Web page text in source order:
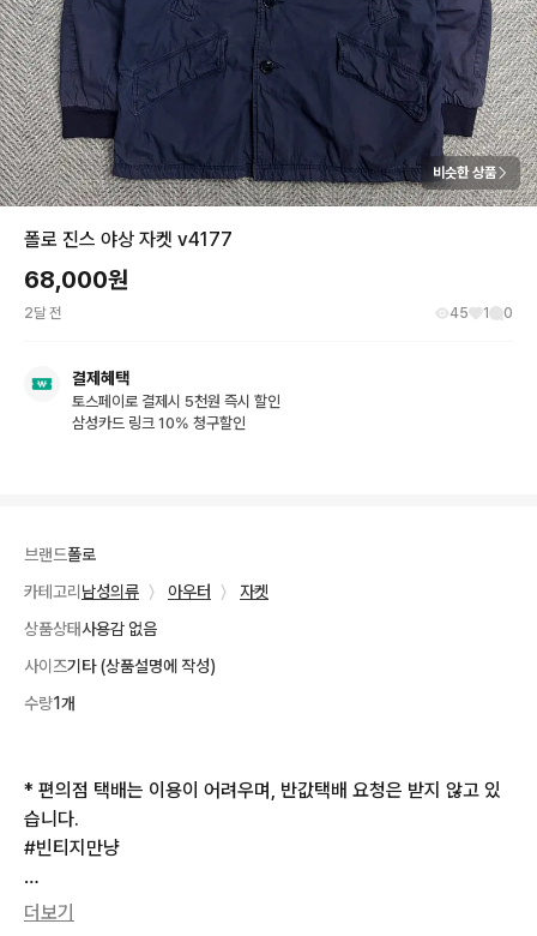
비슷한 상품
폴로 진스 야상 자켓 v4177
68,000원
2달 전 45 1 0
결제혜택
토스페이로 결제시 5천원 즉시 할인
삼성카드 링크 10% 청구할인
브랜드폴로
카테고리 남성의류 〉 아우터 〉
자켓
상품상태사용감 없음
사이즈기타 (상품설명에 작성)
수량1개
* 편의점 택배는 이용이 어려우며, 반값택배 요청은 받지 않고 있
습니다.
#빈티지만냥
📏 실측 size (cm)
더보기